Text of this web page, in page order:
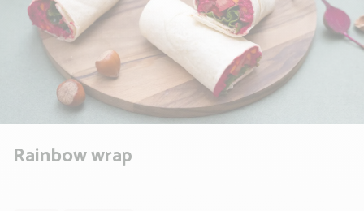
Rainbow wrap